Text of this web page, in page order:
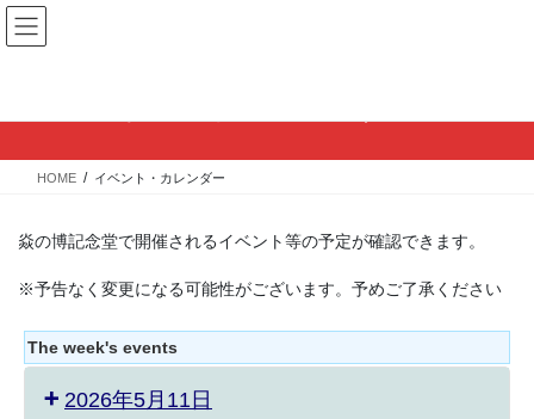
コ
ン
ス
ナ
ビ
ン
HOME イベント・カレンダー
焱の博記念堂で開催されるイベント等の予定が確認できます。
※予告なく変更になる可能性がございます。予めご了承ください
The week's events
2026年5月11日